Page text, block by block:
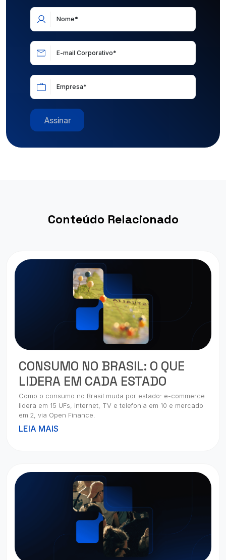
Nome*
E-mail Corporativo*
Empresa*
Assinar
Conteúdo Relacionado
CONSUMO NO BRASIL: O QUE
LIDERA EM CADA ESTADO
Como o consumo no Brasil muda por estado: e-commerce
lidera em 15 UFs, internet, TV e telefonia em 10 e mercado
em 2, via Open Finance.
LEIA MAIS